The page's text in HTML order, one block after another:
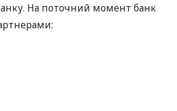
На поточний момент банк